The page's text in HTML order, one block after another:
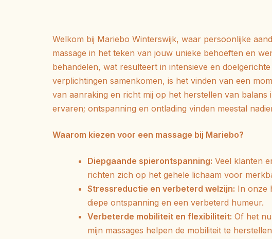
Welkom bij Mariebo Winterswijk, waar persoonlijke
massage in het teken van jouw unieke behoeften en
behandelen, wat resulteert in intensieve en
verplichtingen samenkomen, is het vinden van een
van aanraking en richt mij op het herstellen van balans
ervaren; ontspanning en ontlading vinden meestal
Waarom kiezen voor een massage bij Mariebo?
Diepgaande spierontspanning: Veel klanten
richten zich op het gehele lichaam voor
Stressreductie en verbeterd welzijn: In onze
diepe ontspanning en een verbeterd humeur.
Verbeterde mobiliteit en flexibiliteit: Of het
mijn massages helpen de mobiliteit te